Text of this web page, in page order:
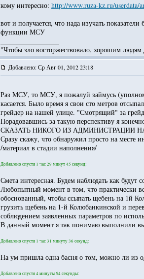
кому интересно: http://www.ruza-kz.ru/userdata/
вот и получается, что нада изучать
функции МСУ
"Чтобы зло восторжествовало, хорошим людям
Добавлено: Ср Авг 01, 2012 23:18
Раз МСУ, то МСУ, я пожалуй займусь
касается. Было время я свои сто метров
грейдер на нашей улице. "Смотрящий" за
Порадовавшись за такую перспективу я
СКАЗАТЬ НИКОГО ИЗ АДМИНИСТРАЦИИ
Сразу скажу, что обнаружил просто на месте
/материал в стадии наполнения/
Добавлено спустя 1 час 29 минут 45 секунд:
Смета интересная. Будем наблюдать как будут
Любопытный момент в том, что практически
обоснованный, чтобы ссыпать щебень на 1й
грузить щебень на 1-й Колюбанкинской и
соблюдением заявленных параметров по
В данный момент я так понимаю выполнили
Добавлено спустя 1 час 31 минуту 36 секунд:
На ум пришла одна басня о том, можно ли из
Добавлено спустя 4 минуты 54 секунды: